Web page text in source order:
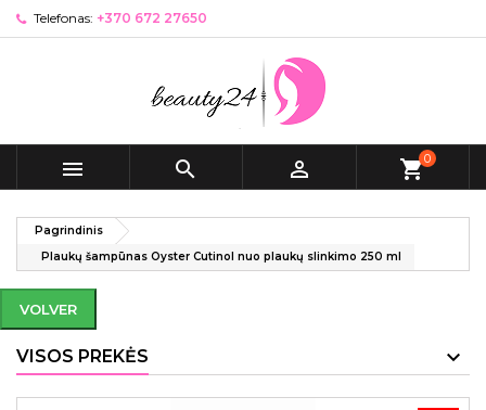
Telefonas: +370 672 27650
   shopping_cart0
Pagrindinis
Plaukų šampūnas Oyster Cutinol nuo plaukų slinkimo 250 ml
VOLVER
VISOS PREKĖS